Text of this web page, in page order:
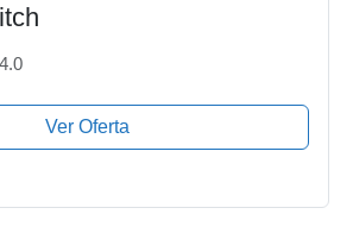
4.0
Ver Oferta